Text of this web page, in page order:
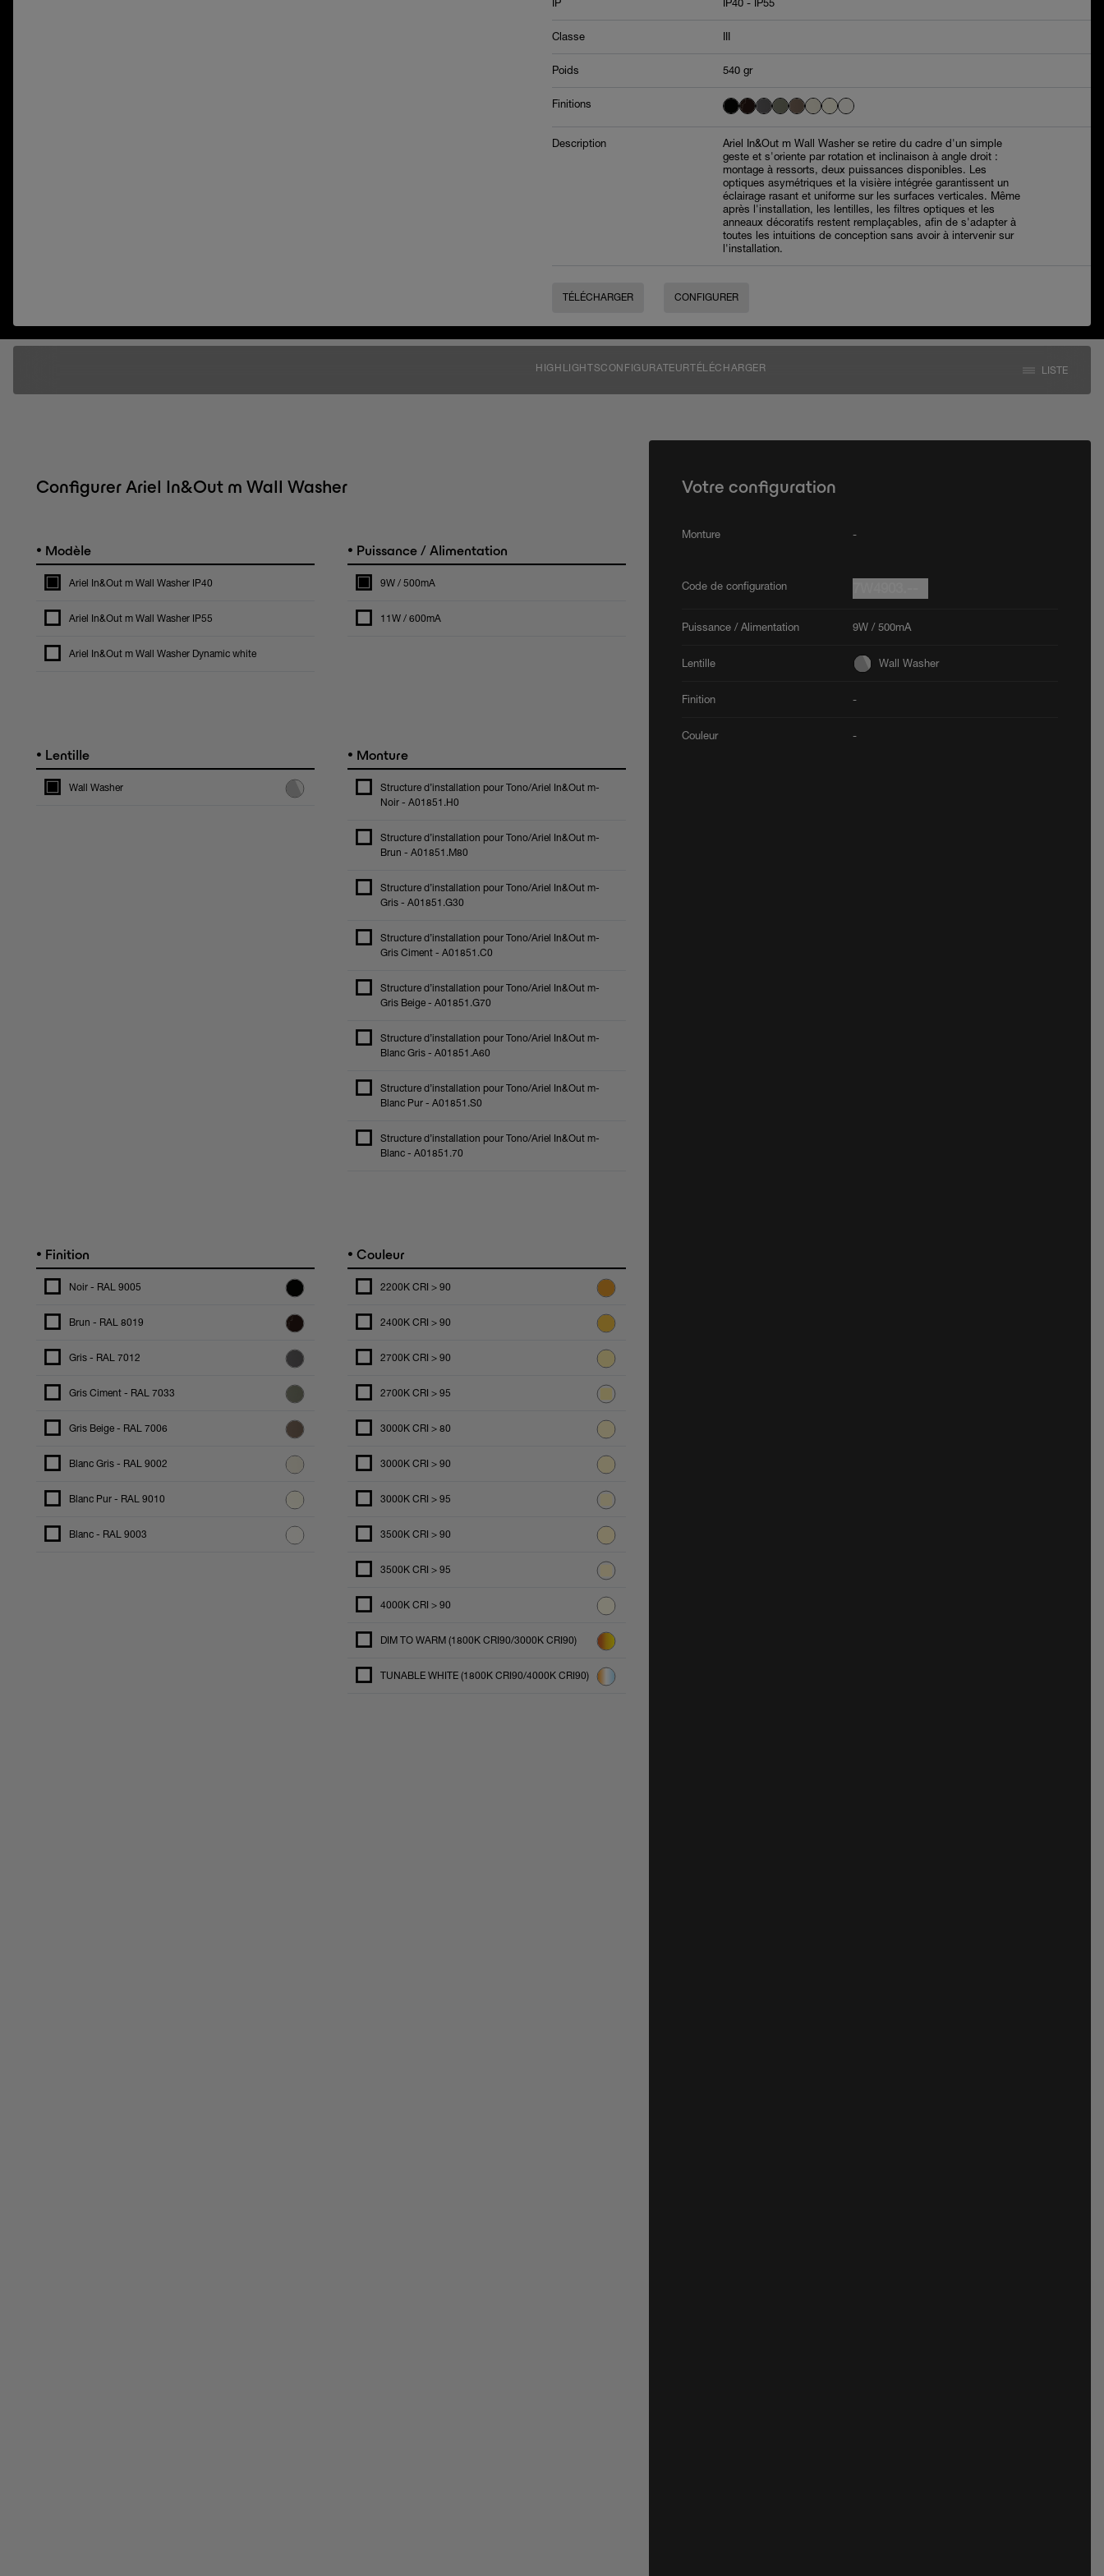
IP IP40 - IP55
Classe
Poids 540 gr
Finitions
Description
Ariel In&Out m Wall Washer se retire du cadre d'un simple
geste et s'oriente par rotation et inclinaison à angle droit :
montage à ressorts, deux puissances disponibles. Les
optiques asymétriques et la visière intégrée garantissent un
éclairage rasant et uniforme sur les surfaces verticales. Même
après l'installation, les lentilles, les filtres optiques et les
anneaux décoratifs restent remplaçables, afin de s'adapter à
toutes les intuitions de conception sans avoir à intervenir sur
l'installation.
TÉLÉCHARGER CONFIGURER
HIGHLIGHTSCONFIGURATEURTÉLÉCHARGER LISTE
Configurer Ariel In&Out m Wall Washer
• Modèle
Ariel In&Out m Wall Washer IP40
Ariel In&Out m Wall Washer IP55
Ariel In&Out m Wall Washer Dynamic white
• Puissance / Alimentation
9W / 500mA
11W / 600mA
• Lentille
Wall Washer
• Monture
Structure d’installation pour Tono/Ariel In&Out m-
Noir - A01851.H0
Structure d’installation pour Tono/Ariel In&Out m-
Brun - A01851.M80
Structure d’installation pour Tono/Ariel In&Out m-
Gris - A01851.G30
Structure d’installation pour Tono/Ariel In&Out m-
Gris Ciment - A01851.C0
Structure d’installation pour Tono/Ariel In&Out m-
Gris Beige - A01851.G70
Structure d’installation pour Tono/Ariel In&Out m-
Blanc Gris - A01851.A60
Structure d’installation pour Tono/Ariel In&Out m-
Blanc Pur - A01851.S0
Structure d’installation pour Tono/Ariel In&Out m-
Blanc - A01851.70
• Finition
Noir - RAL 9005
Brun - RAL 8019
Gris - RAL 7012
Gris Ciment - RAL 7033
Gris Beige - RAL 7006
Blanc Gris - RAL 9002
Blanc Pur - RAL 9010
Blanc - RAL 9003
• Couleur
2200K CRI > 90
2400K CRI > 90
2700K CRI > 90
2700K CRI > 95
3000K CRI > 80
3000K CRI > 90
3000K CRI > 95
3500K CRI > 90
3500K CRI > 95
4000K CRI > 90
DIM TO WARM (1800K CRI90/3000K CRI90)
TUNABLE WHITE (1800K CRI90/4000K CRI90)
Votre configuration
Monture -
Code de configuration
Puissance / Alimentation 9W / 500mA
Lentille Wall Washer
Finition -
Couleur -